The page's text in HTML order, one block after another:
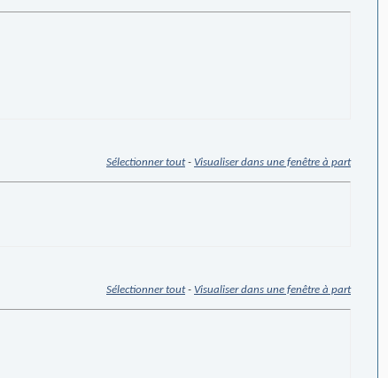
Sélectionner tout- Visualiser dans une fenêtre à part
Sélectionner tout- Visualiser dans une fenêtre à part